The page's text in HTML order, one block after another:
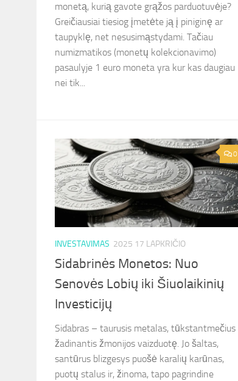
monetą, kurią gavote grąžos parduotuvėje?
Greičiausiai tiesiog įmetėte ją į piniginę ar
taupyklę, net nesusimąstydami. Tačiau
numizmatikos (monetų kolekcionavimo)
pasaulyje 1 euro moneta yra kur kas daugiau
nei tik...
0
INVESTAVIMAS 2025 17 LAPKRIČIO
Sidabrinės Monetos: Nuo
Senovės Lobių iki Šiuolaikinių
Investicijų
Sidabras – taurusis metalas, tūkstantmečius
žadinantis žmonijos vaizduotę. Jo šaltas,
santūrus blizgesys puošė karalių karūnas,
puotų stalus ir, žinoma, tapo pagrindine